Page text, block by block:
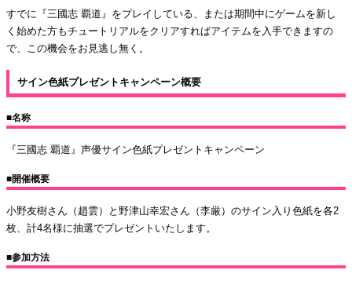
すでに『三國志 覇道』をプレイしている、または期間中にゲームを新し
く始めた方もチュートリアルをクリアすればアイテムを入手できますの
で、この機会をお見逃し無く。
サイン色紙プレゼントキャンペーン概要
■名称
『三國志 覇道』声優サイン色紙プレゼントキャンペーン
■開催概要
小野友樹さん（趙雲）と野津山幸宏さん（李厳）のサイン入り色紙を各2
枚、計4名様に抽選でプレゼントいたします。
■参加方法